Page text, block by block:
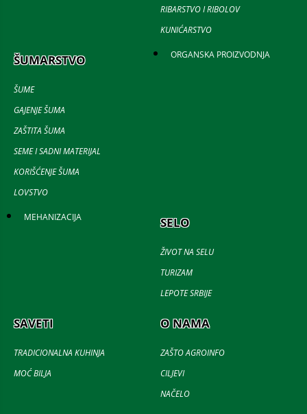
RIBARSTVO I RIBOLOV
KUNIĆARSTVO
ŠUMARSTVO
ŠUME
GAJENJE ŠUMA
ZAŠTITA ŠUMA
SEME I SADNI MATERIJAL
KORIŠĆENJE ŠUMA
LOVSTVO
ORGANSKA PROIZVODNJA
MEHANIZACIJA SELO
ŽIVOT NA SELU
TURIZAM
LEPOTE SRBIJE
SAVETI
TRADICIONALNA KUHINJA
MOĆ BILJA
O NAMA
ZAŠTO AGROINFO
CILJEVI
NAČELO